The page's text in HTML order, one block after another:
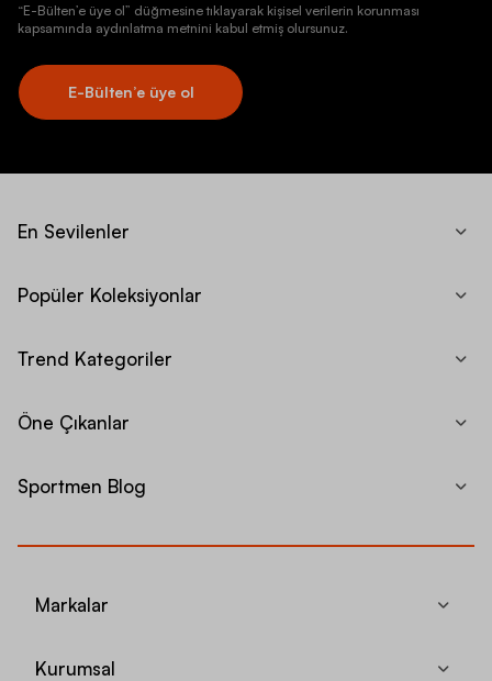
“E-Bülten’e üye ol” düğmesine tıklayarak kişisel verilerin korunması
kapsamında aydınlatma metnini kabul etmiş olursunuz.
E-Bülten’e üye ol
En Sevilenler
Popüler Koleksiyonlar
Trend Kategoriler
Öne Çıkanlar
Sportmen Blog
Markalar
Kurumsal